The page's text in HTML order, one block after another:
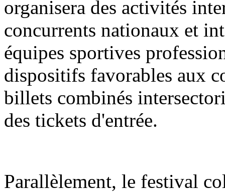
organisera des activités
concurrents nationaux et
équipes sportives
dispositifs favorables aux
billets combinés
des tickets d'entrée.
Parallèlement, le festival